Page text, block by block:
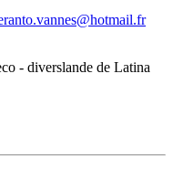
- diverslande de Latina